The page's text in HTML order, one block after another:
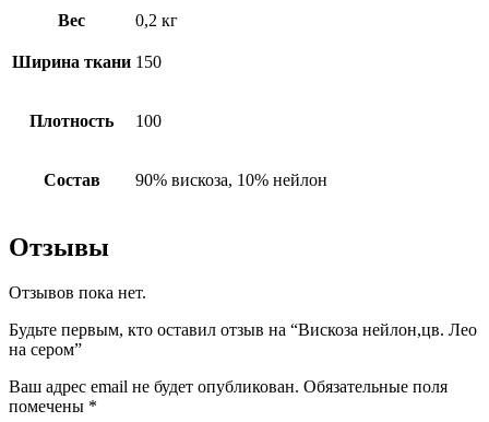
Вес 0,2 кг
Ширина ткани 150
Плотность 100
Состав 90% вискоза, 10% нейлон
Отзывы
Отзывов пока нет.
Будьте первым, кто оставил отзыв на “Вискоза нейлон,цв. Лео
на сером”
Ваш адрес email не будет опубликован. Обязательные поля
помечены *